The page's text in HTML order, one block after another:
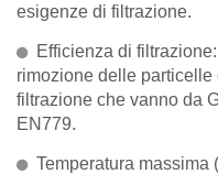
esigenze di filtrazione.
Efficienza di
rimozione delle
filtrazione che vanno da
EN779.
Temperatura massima